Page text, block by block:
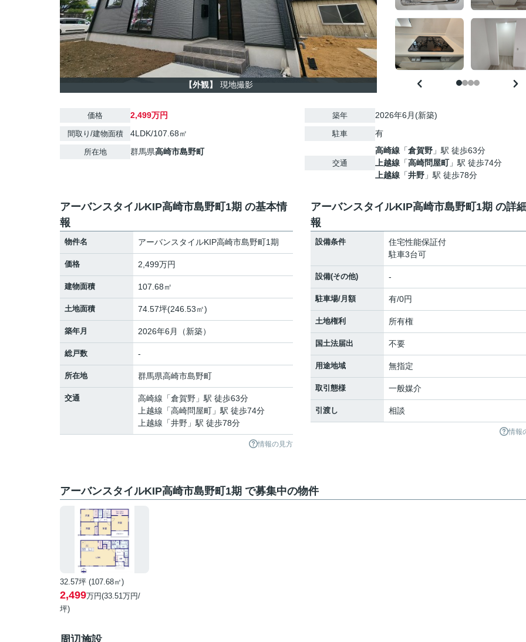
【外観】 現地撮影
価格 2,499万円
間取り/建物面積 4LDK/107.68㎡
所在地 群馬県高崎市島野町
築年 2026年6月(新築)
駐車 有
交通
高崎線 「倉賀野 」駅 徒歩63分
上越線 「高崎問屋町」駅 徒歩74分
上越線 「井野 」駅 徒歩78分
アーバンスタイルKIP高崎市島野町1期 の基本情
報
物件名 アーバンスタイルKIP高崎市島野町1期
価格 2,499万円
建物面積 107.68㎡
土地面積 74.57坪(246.53㎡)
築年月 2026年6月（新築）
総戸数 -
所在地 群馬県高崎市島野町
交通 高崎線 「倉賀野 」駅 徒歩63分
上越線 「高崎問屋町 」駅 徒歩74分
上越線 「井野 」駅 徒歩78分
情報の見方
アーバンスタイルKIP高崎市島野町1期 の詳
報
設備条件
住宅性能保証付
駐車3台可
設備(その他) -
駐車場/月額 有/0円
土地権利 所有権
国土法届出 不要
用途地域 無指定
取引態様 一般媒介
引渡し 相談
情報
アーバンスタイルKIP高崎市島野町1期 で募集中の物件
32.57坪 (107.68㎡)
2,499万円(33.51万円/
坪)
周辺施設